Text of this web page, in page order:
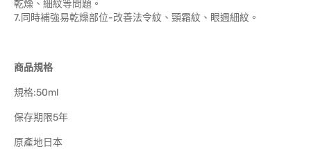
乾燥、細紋等問題。
7.同時補強易乾燥部位-改善法令紋、頸霜紋、眼週細紋。
商品規格
規格:50ml
保存期限5年
原產地日本